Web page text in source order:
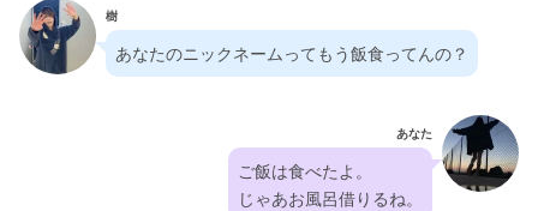
樹
あなたのニックネームってもう飯食ってんの？
あなた
ご飯は食べたよ。
じゃあお風呂借りるね。